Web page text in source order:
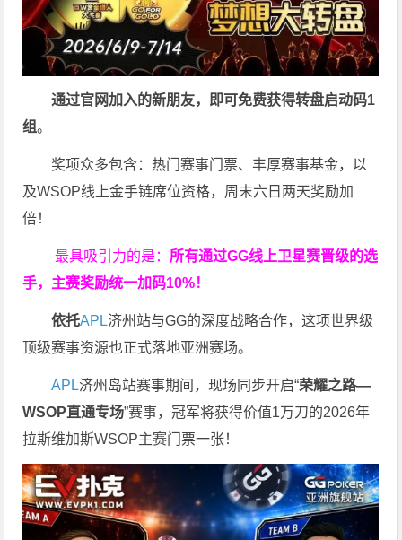
通过官网加入的新朋友，即可免费获得转盘启动码1
组。
奖项众多包含：热门赛事门票、丰厚赛事基金，以
及WSOP线上金手链席位资格， 周末六日两天奖励加
倍！
最具吸引力的是： 所有通过GG线上卫星赛晋级的选
手，主赛奖励统一加码10%！
依托APL济州站与GG的深度战略合作，这项世界级
顶级赛事资源也正式落地亚洲赛场。
APL济州岛站赛事期间，现场同步开启“荣耀之路—
WSOP直通专场”赛事，冠军将获得价值1万刀的2026年
拉斯维加斯WSOP主赛门票一张！